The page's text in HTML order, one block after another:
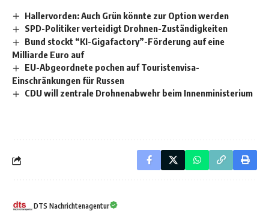
Hallervorden: Auch Grün könnte zur Option werden
SPD-Politiker verteidigt Drohnen-Zuständigkeiten
Bund stockt “KI-Gigafactory”-Förderung auf eine
Milliarde Euro auf
EU-Abgeordnete pochen auf Touristenvisa-
Einschränkungen für Russen
CDU will zentrale Drohnenabwehr beim Innenministerium
DTS Nachrichtenagentur